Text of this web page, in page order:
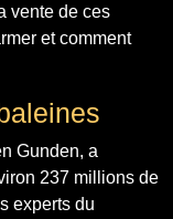
vente de ces
et comment
Gunden, a
237 millions de
experts du